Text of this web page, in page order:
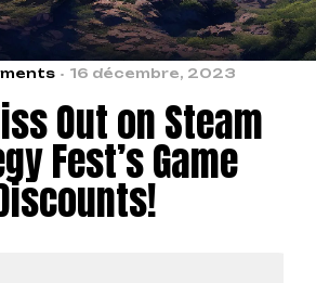
16 décembre, 2023
Out on Steam
Fest’s Game